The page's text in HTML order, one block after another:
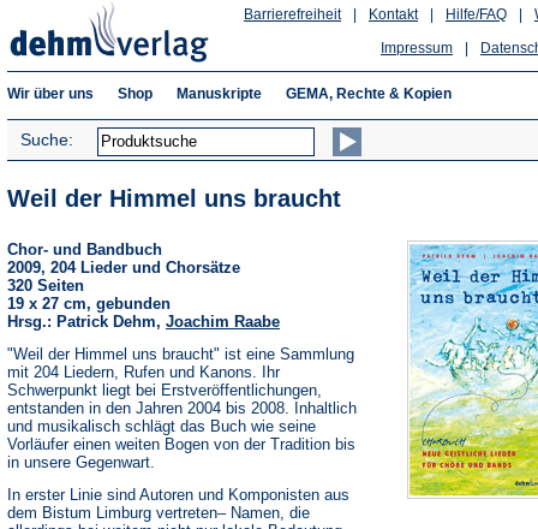
Hilfe/FAQ
Kontakt
Barrierefreiheit
Impressum
Wir über uns Shop Manuskripte GEMA, Rechte & Kopien
Suche:
Weil der Himmel uns braucht
Chor- und Bandbuch
2009, 204 Lieder und Chorsätze
320 Seiten
19 x 27 cm, gebunden
Hrsg.: Patrick Dehm, Joachim Raabe
"Weil der Himmel uns braucht" ist eine Sammlung
mit 204 Liedern, Rufen und Kanons. Ihr
Schwerpunkt liegt bei Erstveröffentlichungen,
entstanden in den Jahren 2004 bis 2008. Inhaltlich
und musikalisch schlägt das Buch wie seine
Vorläufer einen weiten Bogen von der Tradition bis
in unsere Gegenwart.
In erster Linie sind Autoren und Komponisten aus
dem Bistum Limburg vertreten– Namen, die